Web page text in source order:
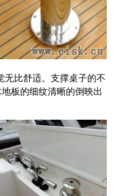
比舒适。支撑桌子的不
板的细纹清晰的倒映出